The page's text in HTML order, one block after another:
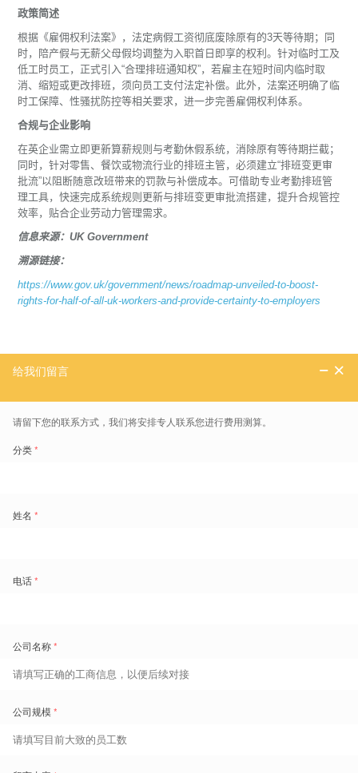
政策简述
根据《雇佣权利法案》，法定病假工资彻底废除原有的3天等待期；同
时，陪产假与无薪父母假均调整为入职首日即享的权利。针对临时工及
低工时员工，正式引入“合理排班通知权”，若雇主在短时间内临时取
消、缩短或更改排班，须向员工支付法定补偿。此外，法案还明确了临
时工保障、性骚扰防控等相关要求，进一步完善雇佣权利体系。
合规与企业影响
在英企业需立即更新算薪规则与考勤休假系统，消除原有等待期拦截；
同时，针对零售、餐饮或物流行业的排班主管，必须建立“排班变更审
批流”以阻断随意改班带来的罚款与补偿成本。可借助专业考勤排班管
理工具，快速完成系统规则更新与排班变更审批流搭建，提升合规管控
效率，贴合企业劳动力管理需求。
信息来源：UK Government
溯源链接：
https://www.gov.uk/government/news/roadmap-unveiled-to-boost-
rights-for-half-of-all-uk-workers-and-provide-certainty-to-employers
印度
劳动基准：印度新《劳动法典》推进全面落地，放开12小
政策简述
出海企业需以运营所在地最新法规为准。在确保每周总工时不超过48
小时的前提下，企业可合法推行“四天工作制”并提供3天连续休息日，
该模式非强制，需经企业与员工双方同意，同时加班需按双倍工资支
出海印度的中资制造型企业（如3C电子代工厂）可借此契机重新规划